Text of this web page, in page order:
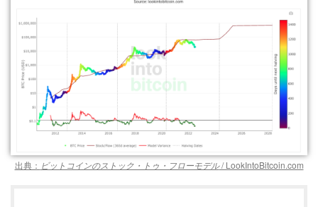
出典： ビットコインのストック・トゥ・フローモデル/ LookIntoBitcoin.com